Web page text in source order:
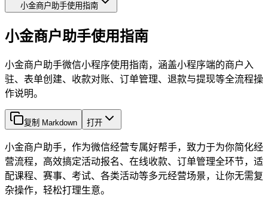
小金商户助手使用指南
小金商户助手使用指南
小金商户助手微信小程序使用指南，涵盖小程序端的商户入
驻、表单创建、收款对账、订单管理、退款与提现等全流程操
作说明。
复制 Markdown 打开
小金商户助手，作为微信经营专属好帮手，致力于为你简化经
营流程，高效搞定活动报名、在线收款、订单管理全环节，适
配课程、赛事、考试、各类活动等多元经营场景，让你无需复
杂操作，轻松打理生意。